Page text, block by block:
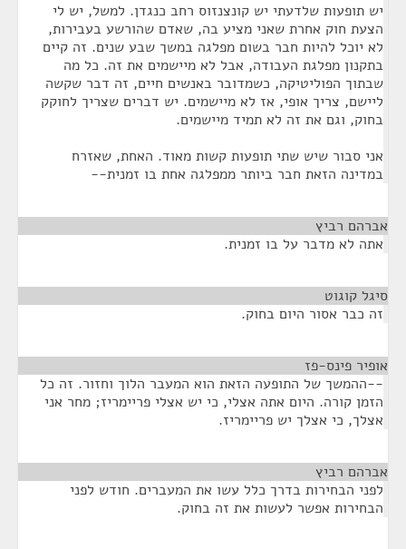
יש תופעות שלדעתי יש קונצנזוס רחב כנגדן. למשל, יש לי
הצעת חוק אחרת שאני מציע בה, שאדם שהורשע בעבירות,
לא יוכל להיות חבר בשום מפלגה במשך שבע שנים. זה קיים
בתקנון מפלגת העבודה, אבל לא מיישמים את זה. כל מה
שבתוך הפוליטיקה, כשמדובר באנשים חיים, זה דבר שקשה
ליישם, צריך אופי, אז לא מיישמים. יש דברים שצריך לחוקק
בחוק, וגם את זה לא תמיד מיישמים.
אני סבור שיש שתי תופעות קשות מאוד. האחת, שאזרח
במדינה הזאת חבר ביותר ממפלגה אחת בו זמנית--
אברהם רביץ
אתה לא מדבר על בו זמנית.
סיגל קוגוט
זה כבר אסור היום בחוק.
אופיר פינס-פז
--ההמשך של התופעה הזאת הוא המעבר הלוך וחזור. זה כל
הזמן קורה. היום אתה אצלי, כי יש אצלי פריימריז; מחר אני
אצלך, כי אצלך יש פריימריז.
אברהם רביץ
לפני הבחירות בדרך כלל עשו את המעברים. חודש לפני
הבחירות אפשר לעשות את זה בחוק.